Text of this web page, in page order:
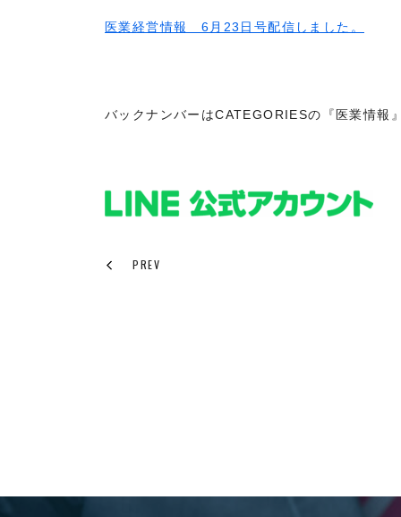
医業経営情報 6月23日号配信しました。
バックナンバーはCATEGORIESの『医業情報
PREV